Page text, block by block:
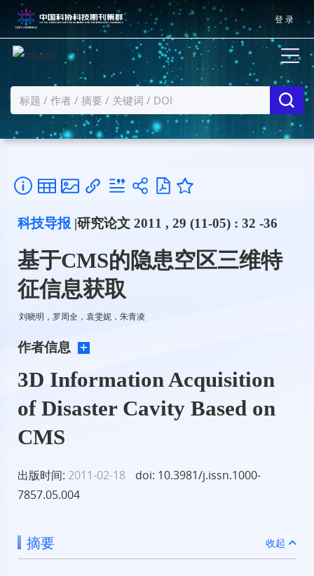
登 录
科技导报 |研究论文 2011 , 29 (11-05) : 32 -36
基于CMS的隐患空区三维特
征信息获取
刘晓明，罗周全，袁雯妮，朱青凌
作者信息
3D Information Acquisition
of Disaster Cavity Based on
CMS
出版时间: 2011-02-18
doi: 10.3981/j.issn.1000-
7857.05.004
摘要 收起